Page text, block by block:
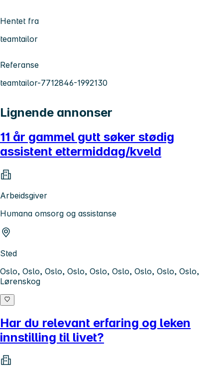
Hentet fra
teamtailor
Referanse
teamtailor-7712846-1992130
Lignende annonser
11 år gammel gutt søker stødig
assistent ettermiddag/kveld
Arbeidsgiver
Humana omsorg og assistanse
Sted
Oslo, Oslo, Oslo, Oslo, Oslo, Oslo, Oslo, Oslo, Oslo,
Lørenskog
Har du relevant erfaring og leken
innstilling til livet?